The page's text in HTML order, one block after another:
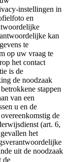
instellingen in
en
kan
te
op uw vraag te
het contact
is de
de noodzaak
stappen
van een
u en de
de
(art. 6,
het
uit de noodzaak
de